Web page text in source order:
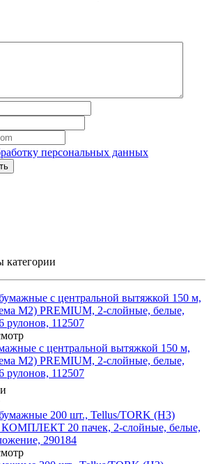
персональных данных
категории
с центральной вытяжкой 150 м,
M2) PREMIUM, 2-слойные, белые,
112507